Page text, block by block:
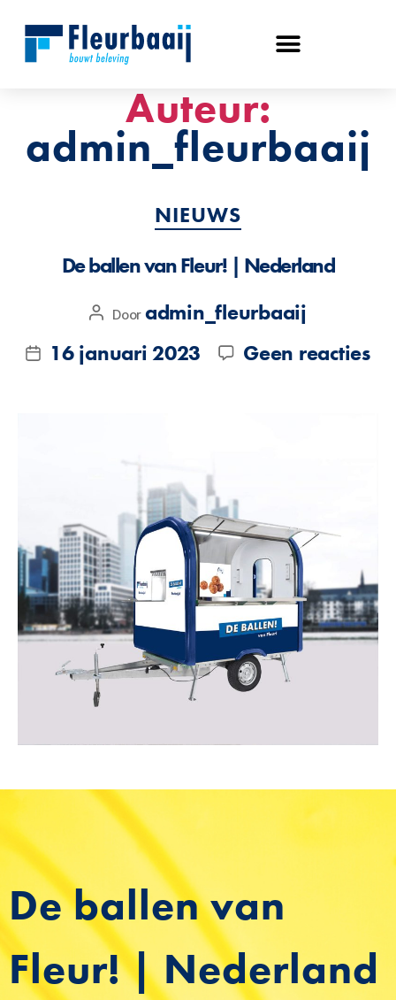
Auteur:
admin_fleurbaaij
NIEUWS
De ballen van Fleur! | Nederland
Door admin_fleurbaaij
16 januari 2023
Geen reacties
De ballen van
Fleur! | Nederland